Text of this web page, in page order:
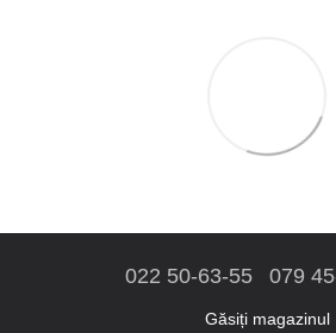
022 50-63-55 079
Găsiți magazinul